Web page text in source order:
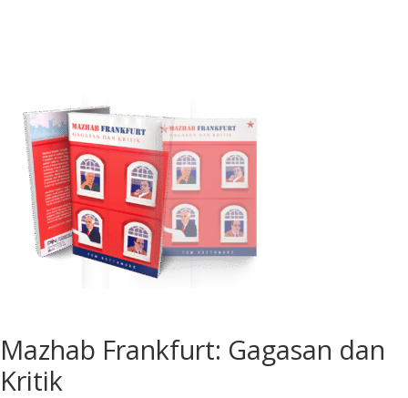
Mazhab Frankfurt: Gagasan dan
Kritik